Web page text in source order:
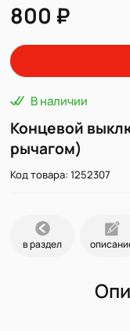
800 ₽
В наличии
Концевой
рычагом)
Код товара: 1252307
в раздел